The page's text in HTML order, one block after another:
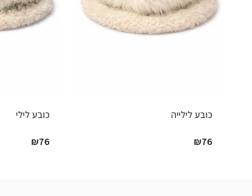
כובע לילייה
₪76
כובע לילי
₪76